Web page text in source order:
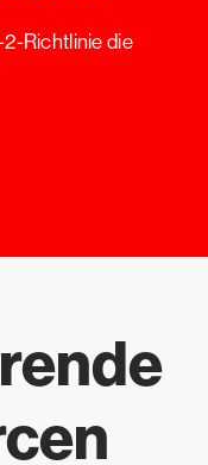
Richtlinie die